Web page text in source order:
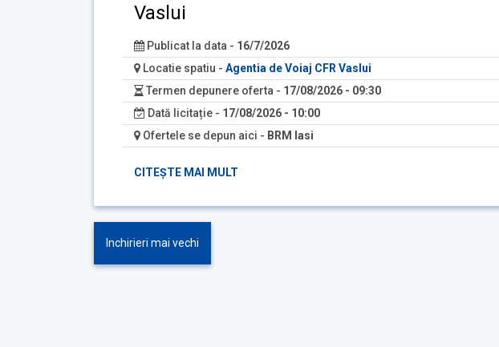
Vaslui
Publicat la data - 16/7/2026
Locatie spatiu - Agentia de Voiaj CFR Vaslui
Termen depunere oferta - 17/08/2026 - 09:30
Dată licitație - 17/08/2026 - 10:00
Ofertele se depun aici - BRM Iasi
CITEȘTE MAI MULT
Inchirieri mai vechi